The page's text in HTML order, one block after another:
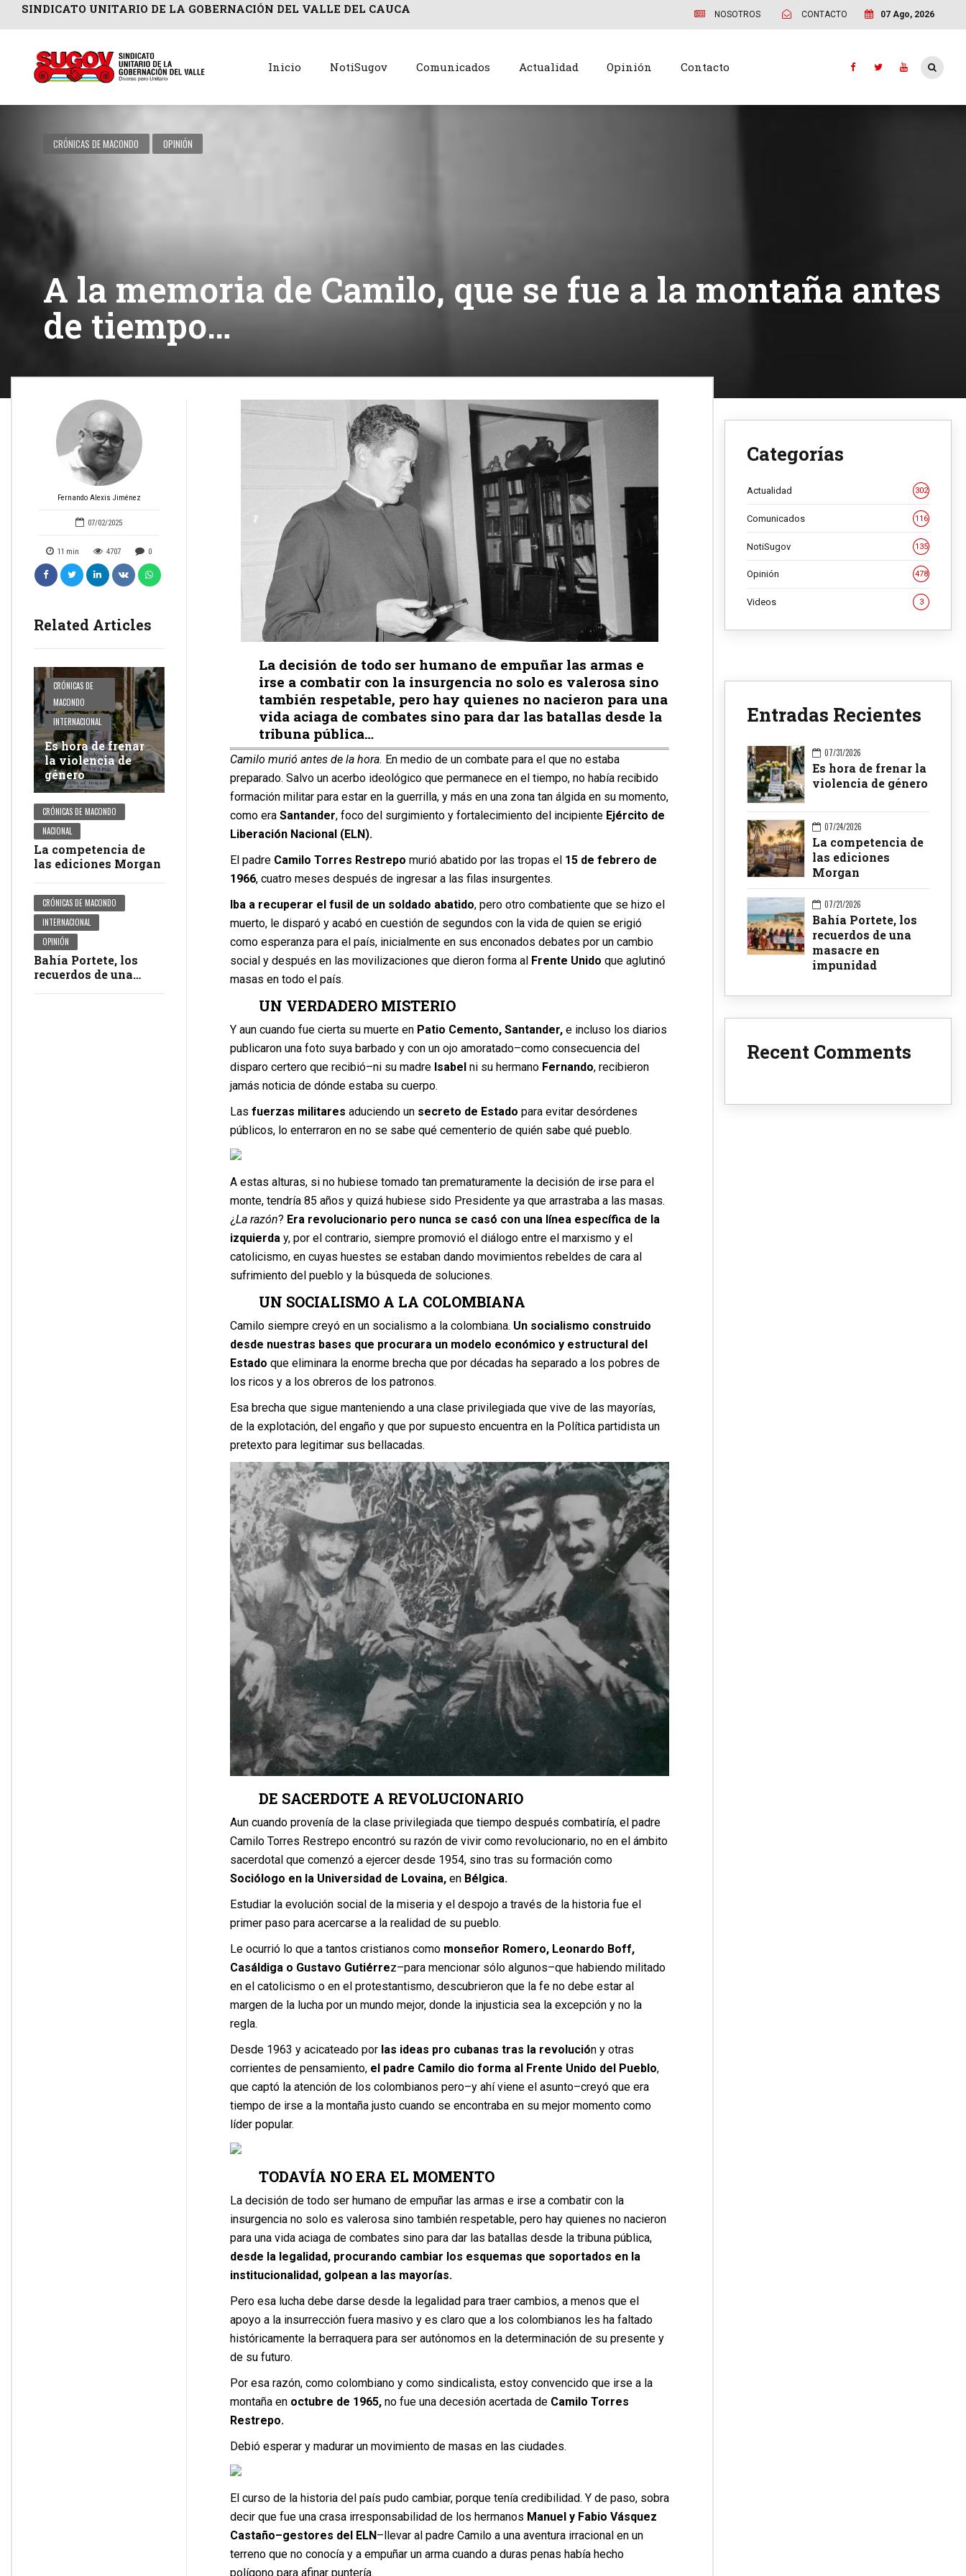
SINDICATO UNITARIO DE LA GOBERNACIÓN DEL VALLE DEL CAUCA NOSOTROS CONTACTO 07 Ago, 2026
Inicio NotiSugov Comunicados Actualidad Opinión Contacto
CRÓNICAS DE MACONDO OPINIÓN
A la memoria de Camilo, que se fue a la montaña antes
de tiempo…
Fernando Alexis Jiménez
07/02/2025
11 min 4707 0
Related Articles
CRÓNICAS DE
MACONDO
INTERNACIONAL
Es hora de frenar
la violencia de
género
CRÓNICAS DE MACONDO
NACIONAL
La competencia de
las ediciones Morgan
CRÓNICAS DE MACONDO
INTERNACIONAL
OPINIÓN
Bahía Portete, los
recuerdos de una
La decisión de todo ser humano de empuñar las armas e
irse a combatir con la insurgencia no solo es valerosa sino
también respetable, pero hay quienes no nacieron para una
vida aciaga de combates sino para dar las batallas desde la
tribuna pública…
Camilo murió antes de la hora. En medio de un combate para el que no estaba
preparado. Salvo un acerbo ideológico que permanece en el tiempo, no había recibido
formación militar para estar en la guerrilla, y más en una zona tan álgida en su momento,
como eraSantander, foco del surgimiento y fortalecimiento del incipiente Ejército de
Liberación Nacional (ELN).
El padre Camilo Torres Restrepo murió abatido por las tropas el 15 de febrero de
1966, cuatro meses después de ingresar a las filas insurgentes.
Iba a recuperar el fusil de un soldado abatido, pero otro combatiente que se hizo el
muerto, le disparó y acabó en cuestión de segundos con la vida de quien se erigió
como esperanza para el país, inicialmente en sus enconados debates por un cambio
social y después en las movilizaciones que dieron forma al Frente Unido que aglutinó
masas en todo el país.
UN VERDADERO MISTERIO
Y aun cuando fue cierta su muerte enPatio Cemento, Santander,e incluso los diarios
publicaron una foto suya barbado y con un ojo amoratado–como consecuencia del
disparo certero que recibió–ni su madreIsabel ni su hermano Fernando, recibieron
jamás noticia de dónde estaba su cuerpo.
Las fuerzas militares aduciendo unsecreto de Estado para evitar desórdenes
públicos, lo enterraron en no se sabe qué cementerio de quién sabe qué pueblo.
A estas alturas, si no hubiese tomado tan prematuramente la decisión de irse para el
monte, tendría 85 años y quizá hubiese sido Presidente ya que arrastraba a las masas.
¿La razón? Era revolucionario pero nunca se casó con una línea específica de la
izquierday, por el contrario, siempre promovió el diálogo entre el marxismo y el
catolicismo, en cuyas huestes se estaban dando movimientos rebeldes de cara al
sufrimiento del pueblo y la búsqueda de soluciones.
UN SOCIALISMO A LA COLOMBIANA
Camilo siempre creyó en un socialismo a la colombiana. Un socialismo construido
desde nuestras bases que procurara un modelo económico y estructural del
Estado que eliminara la enorme brecha que por décadas ha separado a los pobres de
los ricos y a los obreros de los patronos.
Esa brecha que sigue manteniendo a una clase privilegiada que vive de las mayorías,
de la explotación, del engaño y que por supuesto encuentra en la Política partidista un
pretexto para legitimar sus bellacadas.
DE SACERDOTE A REVOLUCIONARIO
Aun cuando provenía de la clase privilegiada que tiempo después combatiría, el padre
Camilo Torres Restrepo encontró su razón de vivir como revolucionario, no en el ámbito
sacerdotal que comenzó a ejercer desde 1954, sino tras su formación como
Sociólogo en la Universidad de Lovaina, en Bélgica.
Estudiar la evolución social de la miseria y el despojo a través de la historia fue el
primer paso para acercarse a la realidad de su pueblo.
Le ocurrió lo que a tantos cristianos como monseñor Romero, Leonardo Boff,
Casáldiga o Gustavo Gutiérrez–para mencionar sólo algunos–que habiendo militado
en el catolicismo o en el protestantismo, descubrieron que la fe no debe estar al
margen de la lucha por un mundo mejor, donde la injusticia sea la excepción y no la
regla.
Desde 1963 y acicateado por las ideas pro cubanas tras la revolución y otras
corrientes de pensamiento, el padre Camilo dio forma al Frente Unido del Pueblo,
que captó la atención de los colombianos pero–y ahí viene el asunto–creyó que era
tiempo de irse a la montaña justo cuando se encontraba en su mejor momento como
líder popular.
TODAVÍA NO ERA EL MOMENTO
La decisión de todo ser humano de empuñar las armas e irse a combatir con la
insurgencia no solo es valerosa sino también respetable, pero hay quienes no nacieron
para una vida aciaga de combates sino para dar las batallas desde la tribuna pública,
desde la legalidad, procurando cambiar los esquemas que soportados en la
institucionalidad, golpean a las mayorías.
Pero esa lucha debe darse desde la legalidad para traer cambios, a menos que el
apoyo a la insurrección fuera masivo y es claro que a los colombianos les ha faltado
históricamente la berraquera para ser autónomos en la determinación de su presente y
de su futuro.
Por esa razón, como colombiano y como sindicalista, estoy convencido que irse a la
montaña en octubre de 1965,no fue una decesión acertada de Camilo Torres
Restrepo.
Debió esperar y madurar un movimiento de masas en las ciudades.
El curso de la historia del país pudo cambiar, porque tenía credibilidad. Y de paso, sobra
decir que fue una crasa irresponsabilidad de los hermanos Manuel y Fabio Vásquez
Castaño–gestores del ELN–llevar al padre Camilo a una aventura irracional en un
terreno que no conocía y a empuñar un arma cuando a duras penas había hecho
polígono para afinar puntería.
Categorías
Actualidad 302
Comunicados 116
NotiSugov 135
Opinión 478
Videos 3
Entradas Recientes
07/31/2026
Es hora de frenar la
violencia de género
07/24/2026
La competencia de
las ediciones
Morgan
07/21/2026
Bahía Portete, los
recuerdos de una
masacre en
impunidad
Recent Comments